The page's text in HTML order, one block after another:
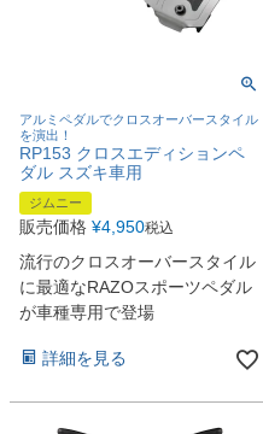
アルミペダルでクロスオーバースタイル
を演出！
RP153 クロスエディションペ
ダル スズキ車用
ジムニー
販売価格 ¥4,950税込
流行のクロスオーバースタイル
に最適なRAZOスポーツペダル
が車種専用で登場
詳細を見る